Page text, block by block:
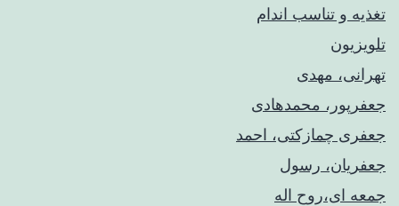
تغذیه و تناسب اندام
تلویزیون
تهرانی، مهدی
جعفرپور، محمدهادی
جعفری چمازکتی، احمد
جعفریان، رسول
جمعه ای،روح اله